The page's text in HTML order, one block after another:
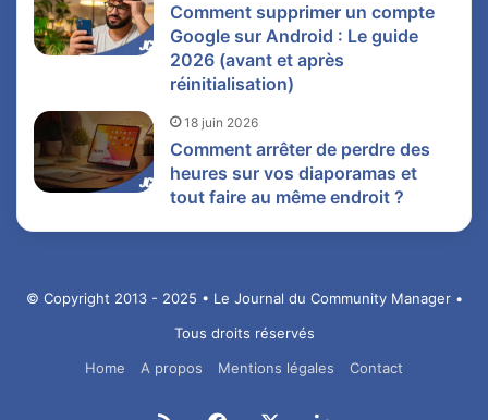
Comment supprimer un compte
Google sur Android : Le guide
2026 (avant et après
réinitialisation)
18 juin 2026
Comment arrêter de perdre des
heures sur vos diaporamas et
tout faire au même endroit ?
© Copyright 2013 - 2025 • Le Journal du Community Manager •
Tous droits réservés
Home
A propos Mentions légales Contact